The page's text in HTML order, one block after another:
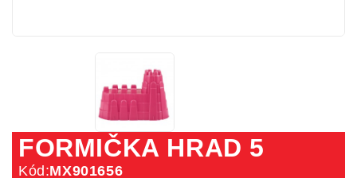
FORMIČKA HRAD 5
Kód:MX901656